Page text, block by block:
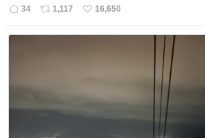
返
34
リ
1,117
い
16,650